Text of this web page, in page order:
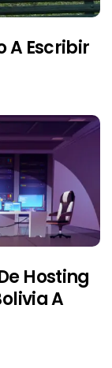
A Escribir
Hosting
A